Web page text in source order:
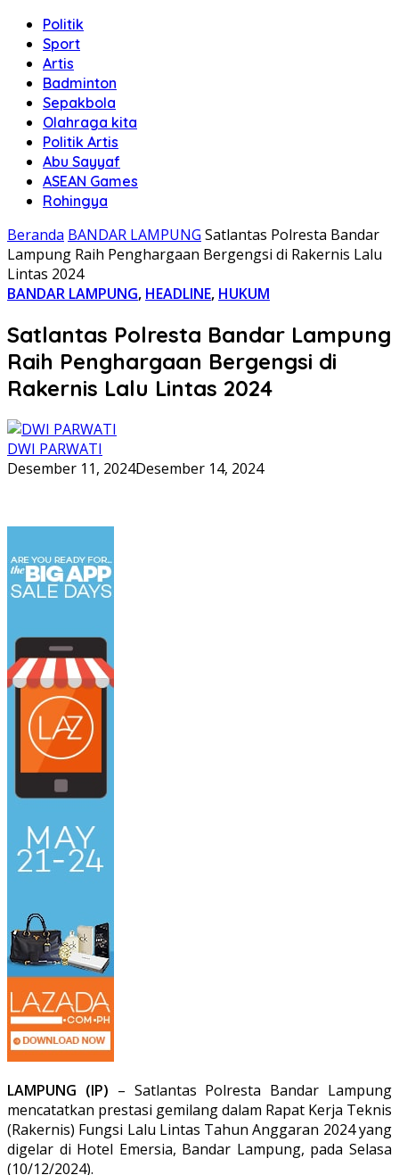
Politik
Sport
Artis
Badminton
Sepakbola
Olahraga kita
Politik Artis
Abu Sayyaf
ASEAN Games
Rohingya
Beranda BANDAR LAMPUNG Satlantas Polresta Bandar
Lampung Raih Penghargaan Bergengsi di Rakernis Lalu
Lintas 2024
BANDAR LAMPUNG, HEADLINE, HUKUM
Satlantas Polresta Bandar Lampung
Raih Penghargaan Bergengsi di
Rakernis Lalu Lintas 2024
DWI PARWATI
Desember 11, 2024Desember 14, 2024
LAMPUNG (IP) – Satlantas Polresta Bandar Lampung
mencatatkan prestasi gemilang dalam Rapat Kerja Teknis
(Rakernis) Fungsi Lalu Lintas Tahun Anggaran 2024 yang
digelar di Hotel Emersia, Bandar Lampung, pada Selasa
(10/12/2024).